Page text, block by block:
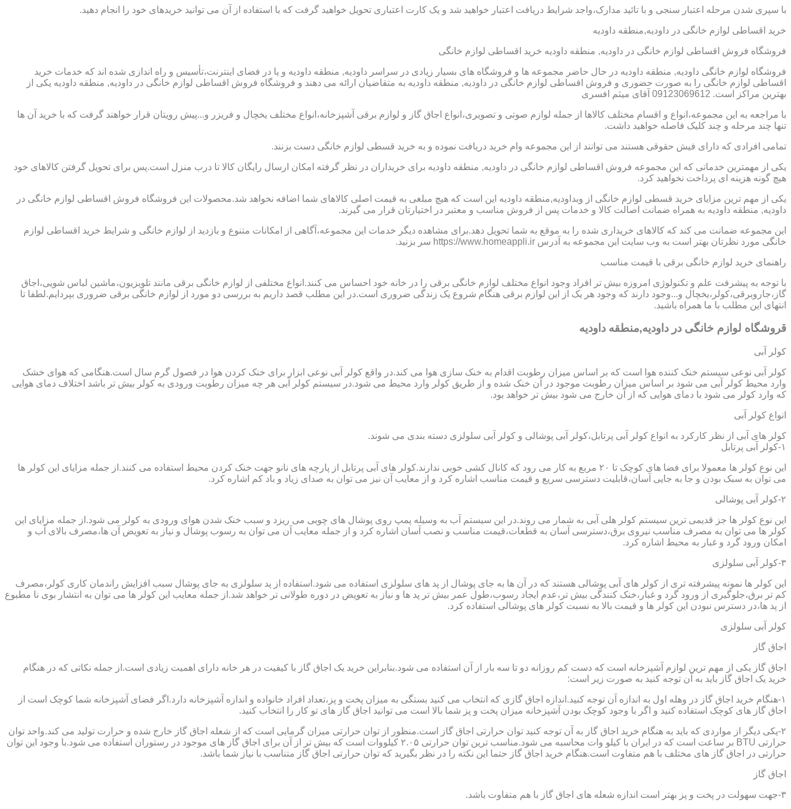
با سپری شدن مرحله اعتبار سنجی و با تائید مدارک،واجد شرایط دریافت اعتبار خواهید شد و یک کارت اعتباری تحویل خواهید گرفت که با استفاده از آن می توانید خریدهای خود را انجام دهید.
خرید اقساطی لوازم خانگی در داودیه,منطقه داودیه
فروشگاه فروش اقساطی لوازم خانگی در داودیه, منطقه داودیه خرید اقساطی لوازم خانگی
فروشگاه لوازم خانگی داودیه, منطقه داودیه در حال حاضر مجموعه ها و فروشگاه های بسیار زیادی در سراسر داودیه, منطقه داودیه و یا در فضای اینترنت،تأسیس و راه اندازی شده اند که خدمات خرید
اقساطی لوازم خانگی را به صورت حضوری و فروش اقساطی لوازم خانگی در داودیه, منطقه داودیه به متقاضیان ارائه می دهند و فروشگاه فروش اقساطی لوازم خانگی در داودیه, منطقه داودیه یکی از
بهترین مراکز است. 09123069612 آقای میثم افسری
با مراجعه به این مجموعه،انواع و اقسام مختلف کالاها از جمله لوازم صوتی و تصویری،انواع اجاق گاز و لوازم برقی آشپزخانه،انواع مختلف یخچال و فریزر و...پیش رویتان قرار خواهند گرفت که با خرید آن ها
تنها چند مرحله و چند کلیک فاصله خواهید داشت.
تمامی افرادی که دارای فیش حقوقی هستند می توانند از این مجموعه وام خرید دریافت نموده و به خرید قسطی لوازم خانگی دست بزنند.
یکی از مهمترین خدماتی که این مجموعه فروش اقساطی لوازم خانگی در داودیه, منطقه داودیه برای خریداران در نظر گرفته امکان ارسال رایگان کالا تا درب منزل است.پس برای تحویل گرفتن کالاهای خود
هیچ گونه هزینه ای پرداخت نخواهید کرد.
یکی از مهم ترین مزایای خرید قسطی لوازم خانگی از وبداودیه,منطقه داودیه این است که هیچ مبلغی به قیمت اصلی کالاهای شما اضافه نخواهد شد.محصولات این فروشگاه فروش اقساطی لوازم خانگی در
داودیه, منطقه داودیه به همراه ضمانت اصالت کالا و خدمات پس از فروش مناسب و معتبر در اختیارتان قرار می گیرند.
این مجموعه ضمانت می کند که کالاهای خریداری شده را به موقع به شما تحویل دهد.برای مشاهده دیگر خدمات این مجموعه،آگاهی از امکانات متنوع و بازدید از لوازم خانگی و شرایط خرید اقساطی لوازم
خانگی مورد نظرتان بهتر است به وب سایت این مجموعه به آدرس https://www.homeappli.ir سر بزنید.
راهنمای خرید لوازم خانگی برقی با قیمت مناسب
با توجه به پیشرفت علم و تکنولوژی امروزه بیش تر افراد وجود انواع مختلف لوازم خانگی برقی را در خانه خود احساس می کنند.انواع مختلفی از لوازم خانگی برقی مانند تلویزیون،ماشین لباس شویی،اجاق
گاز،جاروبرقی،کولر،یخچال و...وجود دارند که وجود هر یک از این لوازم برقی هنگام شروع یک زندگی ضروری است.در این مطلب قصد داریم به بررسی دو مورد از لوازم خانگی برقی ضروری بپردایم.لطفا تا
انتهای این مطلب با ما همراه باشید.
قروشگاه لوازم خانگی در داودیه,منطقه داودیه
کولر آبی
کولر آبی نوعی سیستم خنک کننده هوا است که بر اساس میزان رطوبت اقدام به خنک سازی هوا می کند.در واقع کولر آبی نوعی ابزار برای خنک کردن هوا در فصول گرم سال است.هنگامی که هوای خشک
وارد محیط کولر آبی می شود بر اساس میزان رطوبت موجود در آن خنک شده و از طریق کولر وارد محیط می شود.در سیستم کولر آبی هر چه میزان رطوبت ورودی به کولر بیش تر باشد اختلاف دمای هوایی
که وارد کولر می شود با دمای هوایی که از آن خارج می شود بیش تر خواهد بود.
انواع کولر آبی
کولر های آبی از نظر کارکرد به انواع کولر آبی پرتابل،کولر آبی پوشالی و کولر آبی سلولزی دسته بندی می شوند.
۱-کولر آبی پرتابل
این نوع کولر ها معمولا برای فضا های کوچک تا ۲۰ مربع به کار می رود که کانال کشی خوبی ندارند.کولر های آبی پرتابل از پارچه های نانو جهت خنک کردن محیط استفاده می کنند.از جمله مزایای این کولر ها
می توان به سبک بودن و جا به جایی آسان،قابلیت دسترسی سریع و قیمت مناسب اشاره کرد و از معایب آن نیز می توان به صدای زیاد و باد کم اشاره کرد.
۲-کولر آبی پوشالی
این نوع کولر ها جز قدیمی ترین سیستم کولر هلی آبی به شمار می روند.در این سیستم آب به وسیله پمپ روی پوشال های چوبی می ریزد و سبب خنک شدن هوای ورودی به کولر می شود.از جمله مزایای این
کولر ها می توان به مصرف مناسب نیروی برق،دسترسی آسان به قطعات،قیمت مناسب و نصب آسان اشاره کرد و از جمله معایب آن می توان به رسوب پوشال و نیاز به تعویض آن ها،مصرف بالای آب و
امکان ورود گرد و غبار به محیط اشاره کرد.
۳-کولر آبی سلولزی
این کولر ها نمونه پیشرفته تری از کولر های آبی پوشالی هستند که در آن ها به جای پوشال از پد های سلولزی استفاده می شود.استفاده از پد سلولزی به جای پوشال سبب افزایش راندمان کاری کولر،مصرف
کم تر برق،جلوگیری از ورود گرد و غبار،خنک کنندگی بیش تر،عدم ایجاد رسوب،طول عمر بیش تر پد ها و نیاز به تعویض در دوره طولانی تر خواهد شد.از جمله معایب این کولر ها می توان به انتشار بوی نا مطبوع
از پد ها،در دسترس نبودن این کولر ها و قیمت بالا به نسبت کولر های پوشالی استفاده کرد.
کولر آبی سلولزی
اجاق گاز
اجاق گاز یکی از مهم ترین لوازم آشپزخانه است که دست کم روزانه دو تا سه بار از آن استفاده می شود.بنابراین خرید یک اجاق گاز با کیفیت در هر خانه دارای اهمیت زیادی است.از جمله نکاتی که در هنگام
خرید یک اجاق گاز باید به آن توجه کنید به صورت زیر است:
۱-هنگام خرید اجاق گاز در وهله اول به اندازه آن توجه کنید.اندازه اجاق گازی که انتخاب می کنید بستگی به میزان پخت و پز،تعداد افراد خانواده و اندازه آشپزخانه دارد.اگر فضای آشپزخانه شما کوچک است از
اجاق گاز های کوچک استفاده کنید و اگر با وجود کوچک بودن آشپزخانه میزان پخت و پز شما بالا است می توانید اجاق گاز های تو کار را انتخاب کنید.
۲-یکی دیگر از مواردی که باید به هنگام خرید اجاق گاز به آن توجه کنید توان حرارتی اجاق گاز است.منظور از توان حرارتی میزان گرمایی است که از شعله اجاق گاز خارج شده و حرارت تولید می کند.واحد توان
حرارتی BTU بر ساعت است که در ایران با کیلو وات محاسبه می شود.مناسب ترین توان حرارتی ۲.۰۵ کیلووات است که بیش تر از آن برای اجاق گاز های موجود در رستوران استفاده می شود.با وجود این توان
حرارتی در اجاق گاز های مختلف با هم متفاوت است.هنگام خرید اجاق گاز حتما این نکته را در نظر بگیرید که توان حرارتی اجاق گاز متناسب با نیاز شما باشد.
اجاق گاز
۳-جهت سهولت در پخت و پز بهتر است اندازه شعله های اجاق گاز با هم متفاوت باشد.